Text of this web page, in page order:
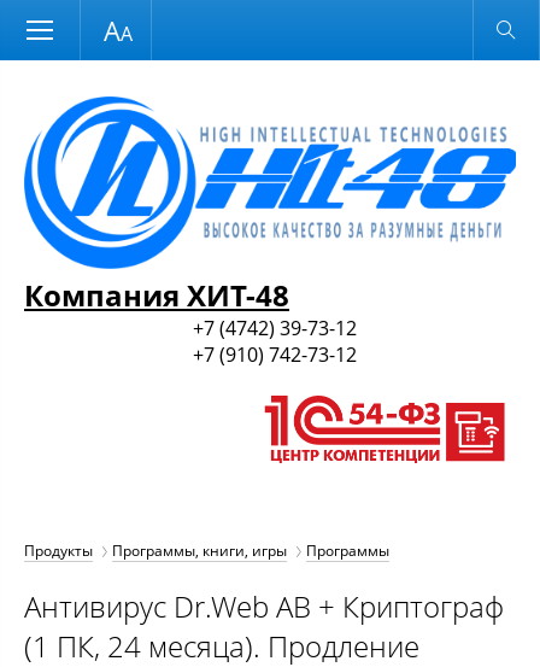
Размер шрифта Обычная версия
Компания ХИТ-48
+7 (4742) 39-73-12
+7 (910) 742-73-12
Продукты Программы, книги, игры Программы
Антивирус Dr.Web АВ + Криптограф
(1 ПК, 24 месяца). Продление